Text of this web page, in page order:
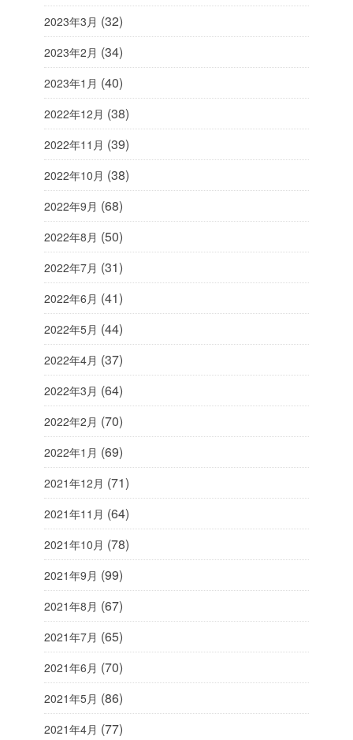
2023年3月 (32)
2023年2月 (34)
2023年1月 (40)
2022年12月 (38)
2022年11月 (39)
2022年10月 (38)
2022年9月 (68)
2022年8月 (50)
2022年7月 (31)
2022年6月 (41)
2022年5月 (44)
2022年4月 (37)
2022年3月 (64)
2022年2月 (70)
2022年1月 (69)
2021年12月 (71)
2021年11月 (64)
2021年10月 (78)
2021年9月 (99)
2021年8月 (67)
2021年7月 (65)
2021年6月 (70)
2021年5月 (86)
2021年4月 (77)